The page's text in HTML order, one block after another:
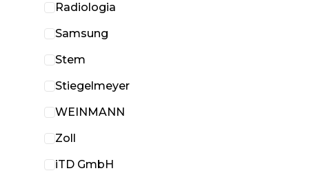
Radiologia
Samsung
Stem
Stiegelmeyer
WEINMANN
Zoll
iTD GmbH